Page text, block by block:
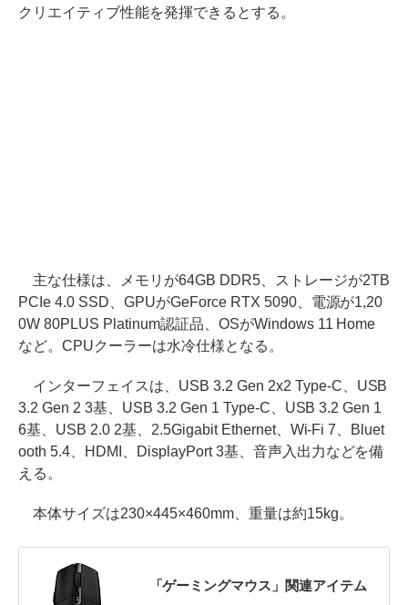
クリエイティブ性能を発揮できるとする。
主な仕様は、メモリが64GB DDR5、ストレージが2TB
PCIe 4.0 SSD、GPUがGeForce RTX 5090、電源が1,20
0W 80PLUS Platinum認証品、OSがWindows 11 Home
など。CPUクーラーは水冷仕様となる。
インターフェイスは、USB 3.2 Gen 2x2 Type-C、USB
3.2 Gen 2 3基、USB 3.2 Gen 1 Type-C、USB 3.2 Gen 1
6基、USB 2.0 2基、2.5Gigabit Ethernet、Wi-Fi 7、Bluet
ooth 5.4、HDMI、DisplayPort 3基、音声入出力などを備
える。
本体サイズは230×445×460mm、重量は約15kg。
「ゲーミングマウス」関連アイテム